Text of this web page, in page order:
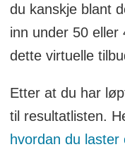
du kanskje blant
inn under 50
dette virtuelle
Etter at du har
til resultatlisten.
hvordan du